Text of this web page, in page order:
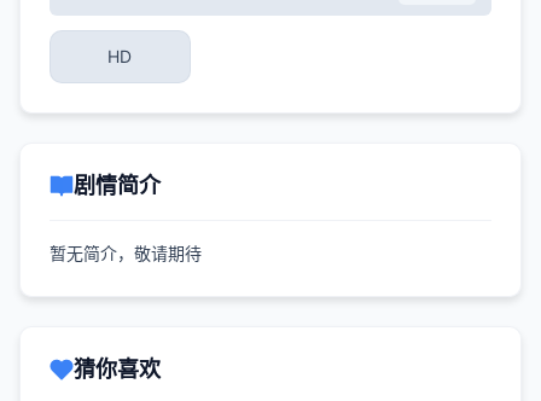
HD
剧情简介
暂无简介，敬请期待
猜你喜欢